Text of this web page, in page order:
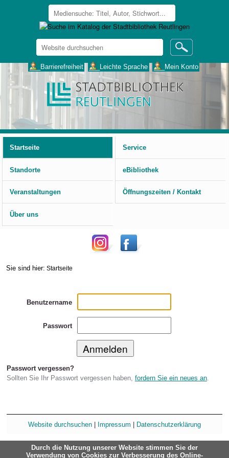
Website
durchsuchen
___Barrierefreiheit ___Leichte Sprache ___Mein Konto
Startseite
Service
Standorte eBibliothek
Veranstaltungen Öffnungszeiten / Kontakt
Über uns
Sie sind hier: Startseite
Benutzername
Passwort
Passwort vergessen?
Sollten Sie Ihr Passwort vergessen haben, fordern Sie ein neues an.
Website durchsuchen | Impressum | Datenschutzerklärung
Durch die Nutzung unserer Website stimmen Sie der
Verwendung von Cookies zur Verbesserung des Online-